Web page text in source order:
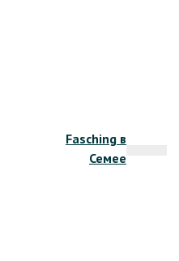
Fasching в
Семее